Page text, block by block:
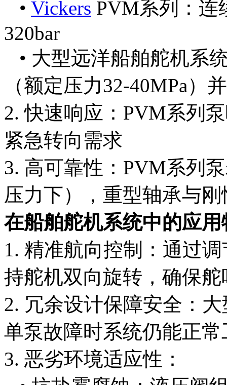
• Vickers PVM系列：连
320bar
• 大型远洋船舶舵机系
（额定压力32-40MPa）
2. 快速响应：PVM系列
紧急转向需求
3. 高可靠性：PVM系列
压力下），重型轴承与
在船舶舵机系统中的应用
1. 精准航向控制：通过
持舵机双向旋转，确保
2. 冗余设计保障安全：
单泵故障时系统仍能正常
3. 恶劣环境适应性：